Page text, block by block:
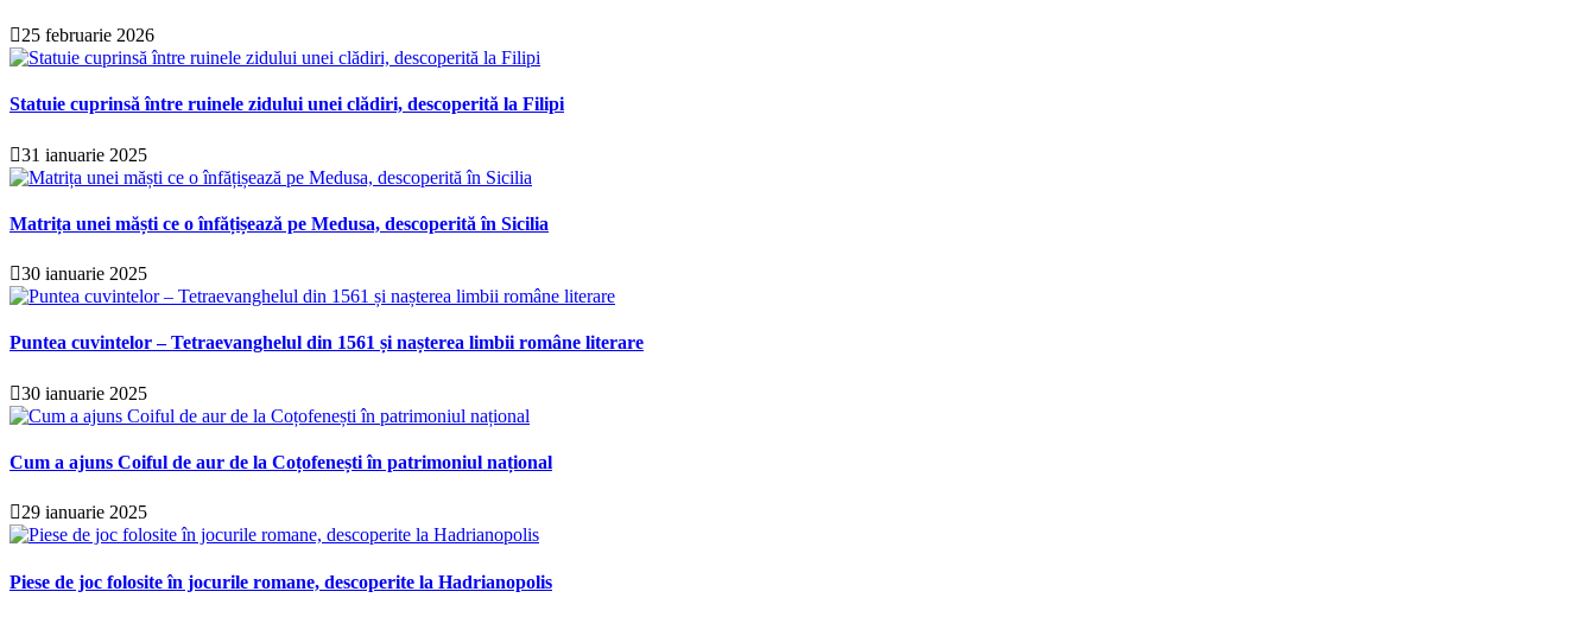
25 februarie 2026
Statuie cuprinsă între ruinele zidului unei clădiri, descoperită la Filipi
31 ianuarie 2025
Matrița unei măști ce o înfățișează pe Medusa, descoperită în Sicilia
30 ianuarie 2025
Puntea cuvintelor – Tetraevanghelul din 1561 și nașterea limbii române literare
30 ianuarie 2025
Cum a ajuns Coiful de aur de la Coțofenești în patrimoniul național
29 ianuarie 2025
Piese de joc folosite în jocurile romane, descoperite la Hadrianopolis